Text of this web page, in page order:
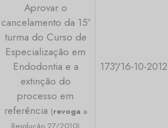
Aprovar o
cancelamento da 15ª
turma do Curso de
Especialização em
Endodontia e a
extinção do
processo em
referência (revoga a
173ª/16-10-2012